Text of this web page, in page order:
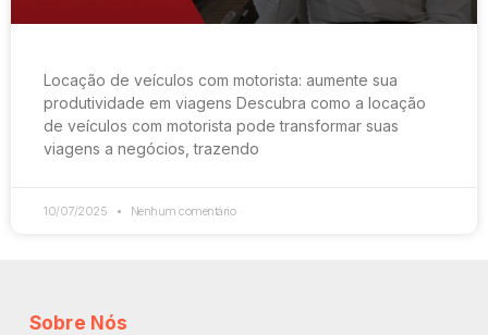
Locação de veículos com motorista: aumente sua
produtividade em viagens Descubra como a locação
de veículos com motorista pode transformar suas
viagens a negócios, trazendo
10/07/2025 Nenhum comentário
Sobre Nós